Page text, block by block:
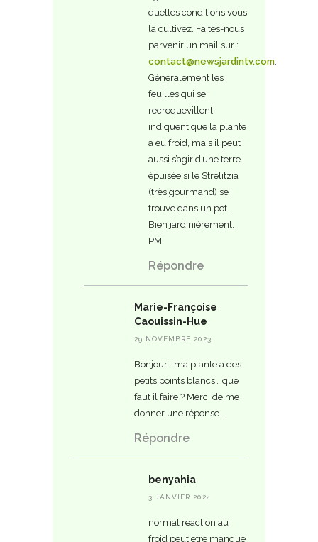
quelles conditions vous
la cultivez. Faites-nous
parvenir un mail sur :
contact@newsjardintv.com
Généralement les
feuilles qui se
recroquevillent
indiquent que la plante
a eu froid, mais il peut
aussi s’agir d’une terre
épuisée si le Strelitzia
(très gourmand) se
trouve dans un pot.
Bien jardinièrement.
PM
Répondre
Marie-Françoise
Caouissin-Hue
29 NOVEMBRE 2023
Bonjour… ma plante a des
petits points blancs… que
faut il faire ? Merci de me
donner une réponse…
Répondre
benyahia
3 JANVIER 2024
normal reaction au
froid peut etre manque